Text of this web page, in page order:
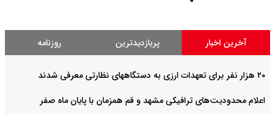
آخرین اخبار پربازدیدترین روزنامه
۲۰ هزار نفر برای تعهدات ارزی به دستگاههای نظارتی معرفی شدند
اعلام محدودیت‌های ترافیکی مشهد و قم همزمان با پایان ماه صفر